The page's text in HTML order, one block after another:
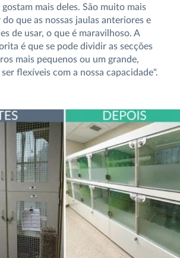
mais deles. São muito mais
que as nossas jaulas anteriores e
de usar, o que é maravilhoso. A
é que se pode dividir as secções
mais pequenos ou um grande,
flexíveis com a nossa capacidade".